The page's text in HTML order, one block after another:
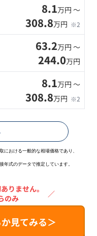
8.1万円 〜
308.8万円 ※2
63.2万円 〜
244.0万円
8.1万円 〜
308.8万円 ※2
おける一般的な相場価格であり、
年式のデータで推定しています。
りません。
のみ
／
見てみる＞